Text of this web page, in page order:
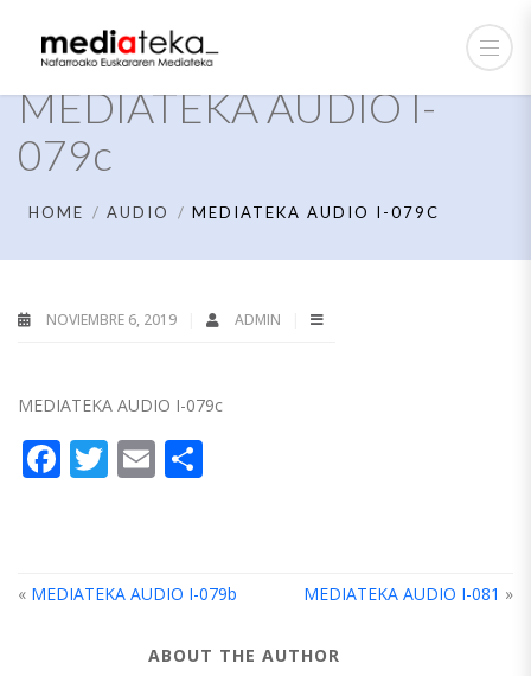
MEDIATEKA AUDIO I-
079c
HOME AUDIO MEDIATEKA AUDIO I-079C
NOVIEMBRE 6, 2019 ADMIN
MEDIATEKA AUDIO I-079c
Facebook
Twitter
Email
« MEDIATEKA AUDIO I-079b MEDIATEKA AUDIO I-081 »
ABOUT THE AUTHOR